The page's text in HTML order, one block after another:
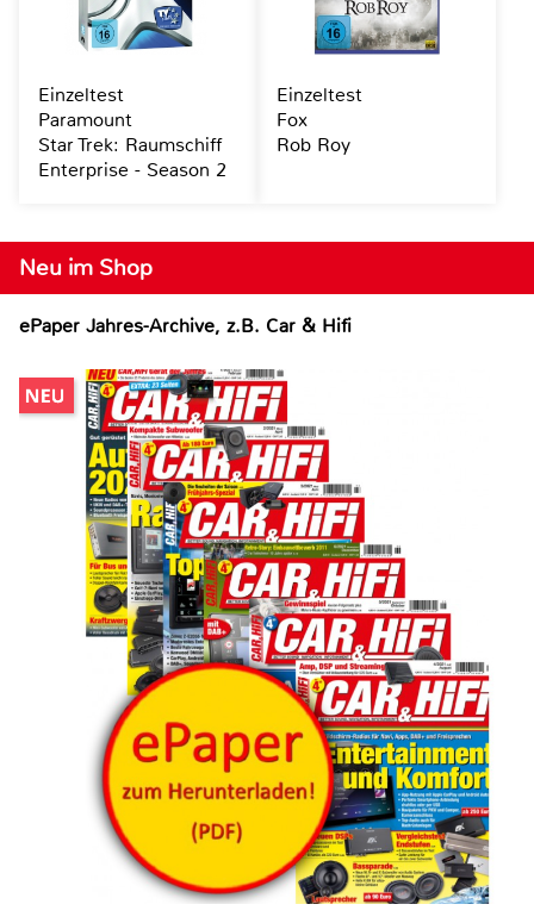
Neu im Shop
ePaper Jahres-Archive, z.B. Car & Hifi
Einzeltest
Paramount
Star Trek: Raumschiff
Enterprise - Season 2
Einzeltest
Fox
Rob Roy